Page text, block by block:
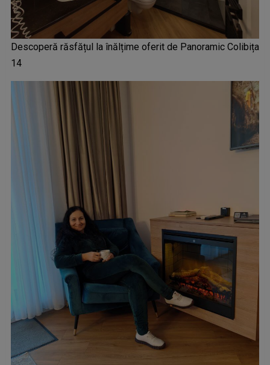
Descoperă răsfățul la înălțime oferit de Panoramic Colibița
14